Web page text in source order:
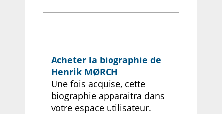
Acheter la biographie de
Henrik MØRCH
Une fois acquise, cette
biographie apparaitra dans
votre espace utilisateur.